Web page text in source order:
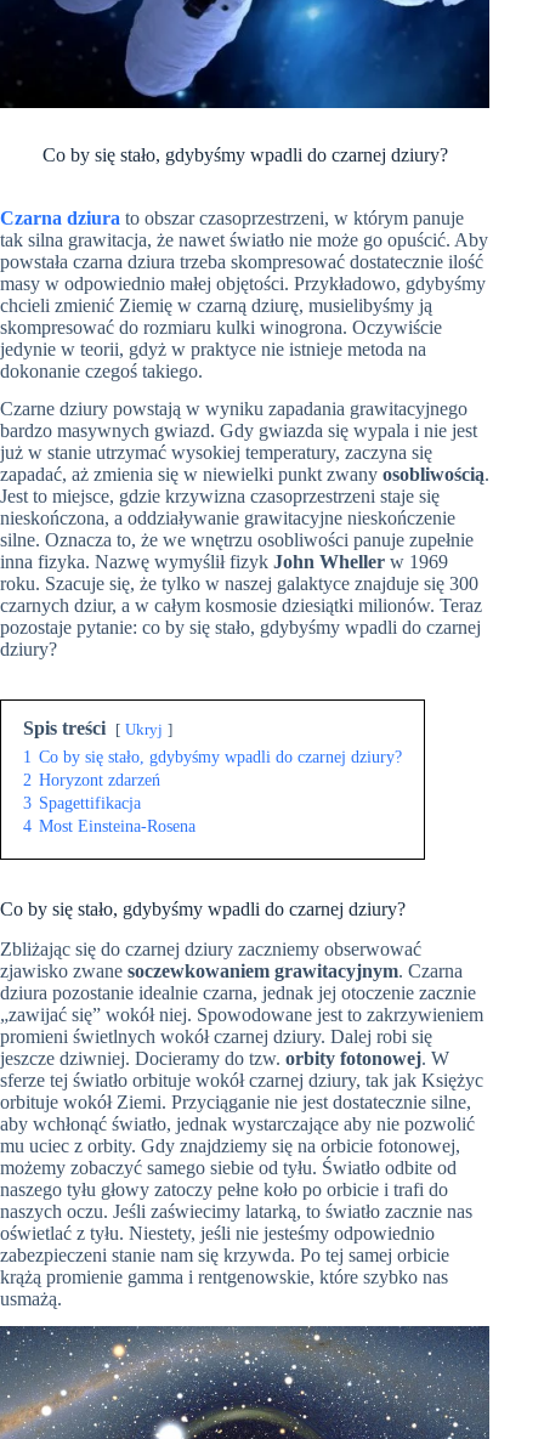
Co by się stało, gdybyśmy wpadli do czarnej dziury?
Czarna dziura to obszar czasoprzestrzeni, w którym panuje
tak silna grawitacja, że nawet światło nie może go opuścić. Aby
powstała czarna dziura trzeba skompresować dostatecznie ilość
masy w odpowiednio małej objętości. Przykładowo, gdybyśmy
chcieli zmienić Ziemię w czarną dziurę, musielibyśmy ją
skompresować do rozmiaru kulki winogrona. Oczywiście
jedynie w teorii, gdyż w praktyce nie istnieje metoda na
dokonanie czegoś takiego.
Czarne dziury powstają w wyniku zapadania grawitacyjnego
bardzo masywnych gwiazd. Gdy gwiazda się wypala i nie jest
już w stanie utrzymać wysokiej temperatury, zaczyna się
zapadać, aż zmienia się w niewielki punkt zwany osobliwością.
Jest to miejsce, gdzie krzywizna czasoprzestrzeni staje się
nieskończona, a oddziaływanie grawitacyjne nieskończenie
silne. Oznacza to, że we wnętrzu osobliwości panuje zupełnie
inna fizyka. Nazwę wymyślił fizyk John Wheller w 1969
roku. Szacuje się, że tylko w naszej galaktyce znajduje się 300
czarnych dziur, a w całym kosmosie dziesiątki milionów. Teraz
pozostaje pytanie: co by się stało, gdybyśmy wpadli do czarnej
dziury?
Spis treści Ukryj
1 Co by się stało, gdybyśmy wpadli do czarnej dziury?
2 Horyzont zdarzeń
3 Spagettifikacja
4 Most Einsteina-Rosena
Co by się stało, gdybyśmy wpadli do czarnej dziury?
Zbliżając się do czarnej dziury zaczniemy obserwować
zjawisko zwane soczewkowaniem grawitacyjnym. Czarna
dziura pozostanie idealnie czarna, jednak jej otoczenie zacznie
„zawijać się” wokół niej. Spowodowane jest to zakrzywieniem
promieni świetlnych wokół czarnej dziury. Dalej robi się
jeszcze dziwniej. Docieramy do tzw. orbity fotonowej. W
sferze tej światło orbituje wokół czarnej dziury, tak jak Księżyc
orbituje wokół Ziemi. Przyciąganie nie jest dostatecznie silne,
aby wchłonąć światło, jednak wystarczające aby nie pozwolić
mu uciec z orbity. Gdy znajdziemy się na orbicie fotonowej,
możemy zobaczyć samego siebie od tyłu. Światło odbite od
naszego tyłu głowy zatoczy pełne koło po orbicie i trafi do
naszych oczu. Jeśli zaświecimy latarką, to światło zacznie nas
oświetlać z tyłu. Niestety, jeśli nie jesteśmy odpowiednio
zabezpieczeni stanie nam się krzywda. Po tej samej orbicie
krążą promienie gamma i rentgenowskie, które szybko nas
usmażą.